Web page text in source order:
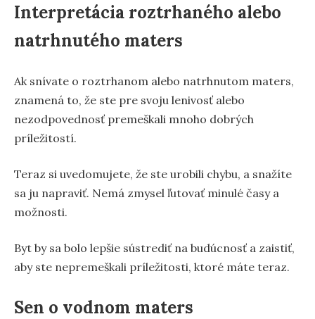
Interpretácia roztrhaného alebo
natrhnutého maters
Ak snívate o roztrhanom alebo natrhnutom maters,
znamená to, že ste pre svoju lenivosť alebo
nezodpovednosť premeškali mnoho dobrých
príležitostí.
Teraz si uvedomujete, že ste urobili chybu, a snažíte
sa ju napraviť. Nemá zmysel ľutovať minulé časy a
možnosti.
Byt by sa bolo lepšie sústrediť na budúcnosť a zaistiť,
aby ste nepremeškali príležitosti, ktoré máte teraz.
Sen o vodnom maters